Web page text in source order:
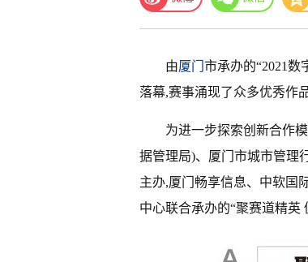
由厦门 市承办的“2021
落幕,赛事涌现了众多优秀作
为进一步探索创新合作
据管理局)、厦门市城市管理
主办,厦门畅享信息、中软国
中心联合承办的“聚赛道精英